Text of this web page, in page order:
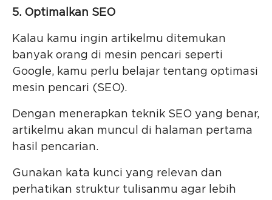
5. Optimalkan SEO
Kalau kamu ingin artikelmu ditemukan
banyak orang di mesin pencari seperti
Google, kamu perlu belajar tentang optimasi
mesin pencari (SEO).
Dengan menerapkan teknik SEO yang benar,
artikelmu akan muncul di halaman pertama
hasil pencarian.
Gunakan kata kunci yang relevan dan
perhatikan struktur tulisanmu agar lebih